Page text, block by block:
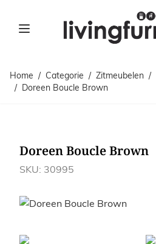
Home / Categorie / Zitmeubelen /
/ Doreen Boucle Brown
Doreen Boucle Brown
SKU: 30995
Afbeeldingen